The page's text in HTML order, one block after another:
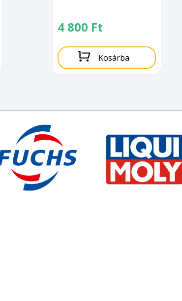
4 800 Ft
Kosárba